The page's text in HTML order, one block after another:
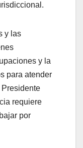
y las
y la
para atender
requiere
por